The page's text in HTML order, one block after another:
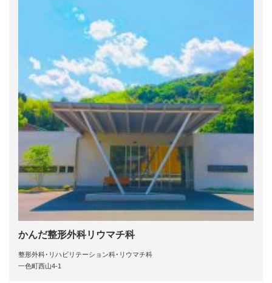
かんだ整形外科リウマチ科
整形外科･リハビリテーション科･リウマチ科
一色町西山4-1